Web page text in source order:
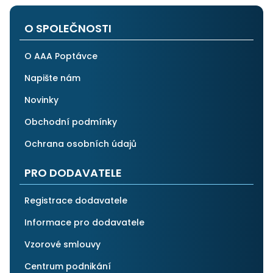
O SPOLEČNOSTI
O AAA Poptávce
Napište nám
Novinky
Obchodní podmínky
Ochrana osobních údajů
PRO DODAVATELE
Registrace dodavatele
Informace pro dodavatele
Vzorové smlouvy
Centrum podnikání